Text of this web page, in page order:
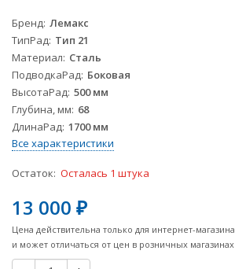
Бренд Лемакс
ТипРад Тип 21
Материал Сталь
ПодводкаРад Боковая
ВысотаРад 500 мм
Глубина, мм 68
ДлинаРад 1700 мм
Все характеристики
Остаток: Осталась 1 штука
13 000 ₽
Цена действительна только для интернет-магазина
и может отличаться от цен в розничных магазинах